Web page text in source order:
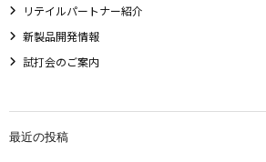
リテイルパートナー紹介
新製品開発情報
試打会のご案内
最近の投稿